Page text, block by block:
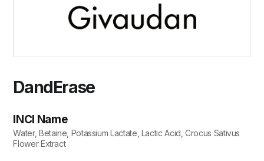
DandErase
INCI Name
Water, Betaine, Potassium Lactate, Lactic Acid, Crocus Sativus
Flower Extract